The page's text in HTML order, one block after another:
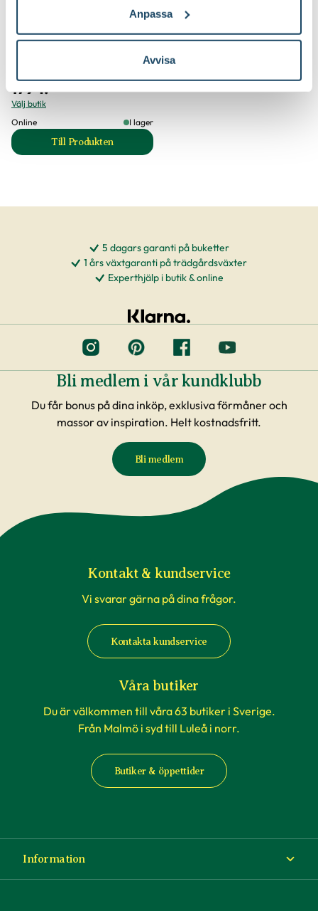
Anpassa
Avvisa
Planteringsjord 40 L, 30 st
1794:-
Välj butik
Online
I lager
Till Produkten
till Planteringsjord 40 L, 30 st produktsida
5 dagars garanti på buketter
1 års växtgaranti på trädgårdsväxter
Experthjälp i butik & online
Bli medlem i vår kundklubb
Du får bonus på dina inköp, exklusiva förmåner och
massor av inspiration. Helt kostnadsfritt.
Bli medlem
Kontakt & kundservice
Vi svarar gärna på dina frågor.
Kontakta kundservice
Våra butiker
Du är välkommen till våra 63 butiker i Sverige.
Från Malmö i syd till Luleå i norr.
Butiker & öppettider
Information